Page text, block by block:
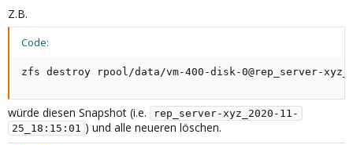
Z.B.
Code:
zfs destroy rpool/data/vm-400-disk-0@rep_server-
würde diesen Snapshot (i.e.
rep_server-xyz_2020-11-
25_18:15:01 ) und alle neueren löschen.